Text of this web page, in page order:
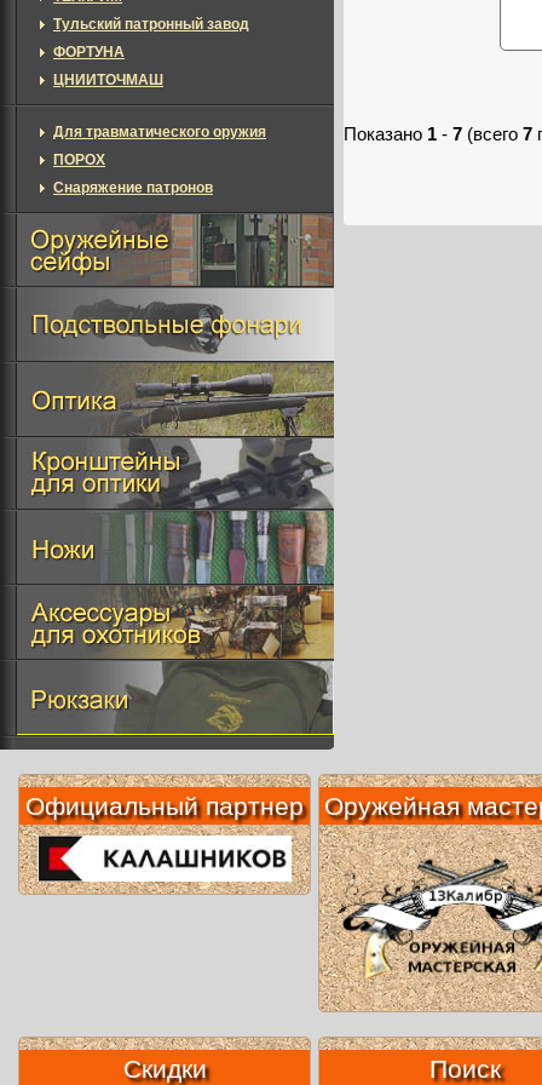
Показано 1 - 7 (всего 7
Тульский патронный завод
ФОРТУНА
ЦНИИТОЧМАШ
Для травматического оружия
ПОРОХ
Снаряжение патронов
Официальный партнер Оружейная
Скидки Поиск